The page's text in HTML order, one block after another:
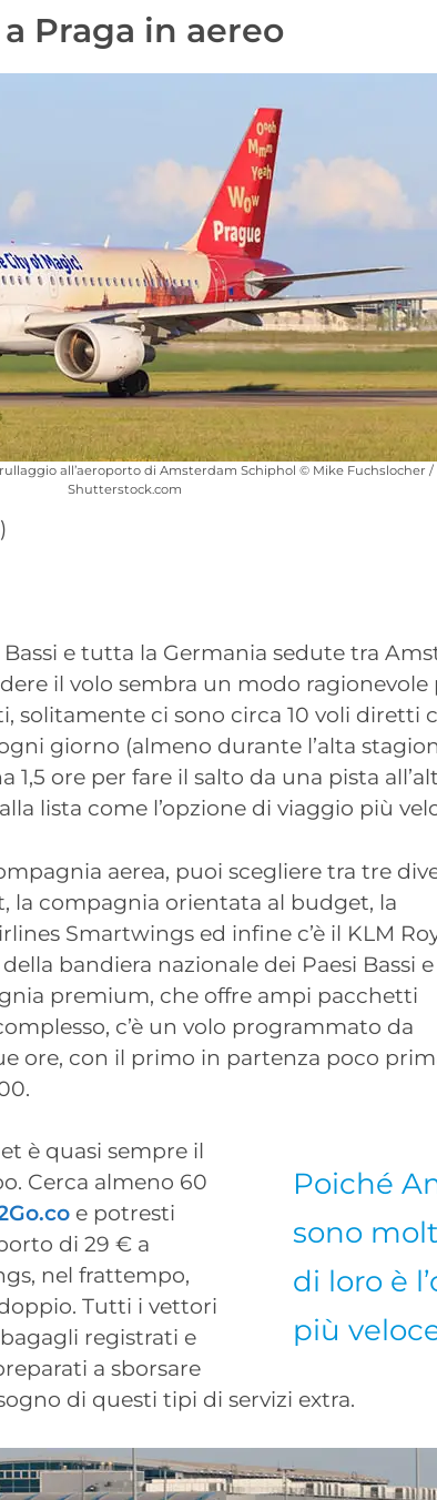
Praga in aereo
all’aeroporto di Amsterdam Schiphol © Mike Fuchslocher /
Shutterstock.com
e tutta la Germania sedute tra
il volo sembra un modo ragionevole
solitamente ci sono circa 10 voli diretti
giorno (almeno durante l’alta
1,5 ore per fare il salto da una pista
lista come l’opzione di viaggio più
aerea, puoi scegliere tra tre
la compagnia orientata al budget, la
Smartwings ed infine c’è il KLM
bandiera nazionale dei Paesi Bassi e
premium, che offre ampi pacchetti
c’è un volo programmato da
ore, con il primo in partenza poco
Poiché
sono
di loro è
più
è quasi sempre il
Cerca almeno 60
e potresti
di 29 € a
nel frattempo,
Tutti i vettori
registrati e
a sborsare
di questi tipi di servizi extra.